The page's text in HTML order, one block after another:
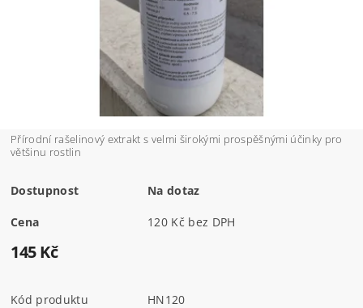
Přírodní rašelinový extrakt s velmi širokými prospěšnými účinky pro
většinu rostlin
Dostupnost Na dotaz
Cena 120 Kč bez DPH
145 Kč
Kód produktu
HN120